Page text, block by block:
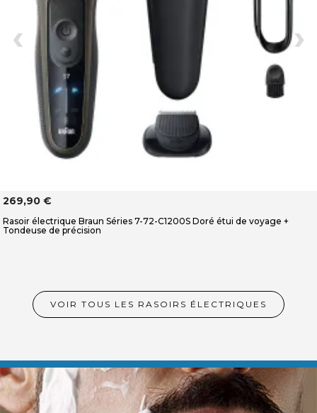
269,90 €
Rasoir électrique Braun Séries 7-72-C1200S Doré étui de voyage +
Tondeuse de précision
‹ ›
VOIR TOUS LES RASOIRS ÉLECTRIQUES